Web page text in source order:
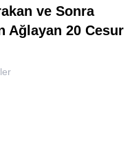
ve Sonra
Ağlayan 20 Cesur